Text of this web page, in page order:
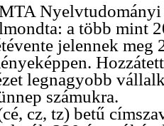
a több mint
jelennek meg
legnagyobb
számukra.
cz, tz) betű